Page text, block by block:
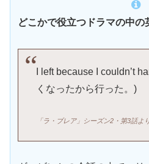
どこかで役立つドラマの中の
I left because I couldn’t
くなったから行った。)
「 ラ・ブレア」シーズン2・第3話よ